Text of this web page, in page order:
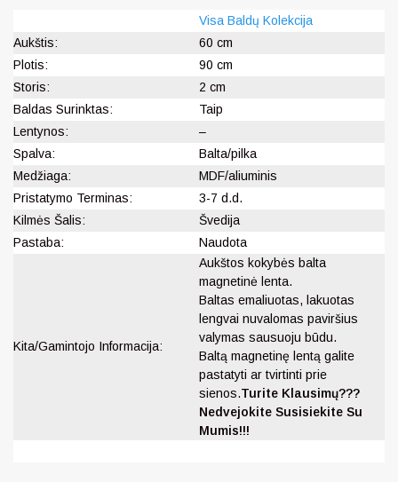
Visa Baldų Kolekcija
Aukštis:
60 cm
Plotis:
90 cm
Storis:
2 cm
Baldas Surinktas:
Taip
Lentynos:
–
Spalva:
Balta/pilka
Medžiaga:
MDF/aliuminis
Pristatymo Terminas:
3-7 d.d.
Kilmės Šalis:
Švedija
Pastaba:
Naudota
Kita/Gamintojo Informacija:
Aukštos kokybės balta
magnetinė lenta.
Baltas emaliuotas, lakuotas
lengvai nuvalomas paviršius
valymas sausuoju būdu.
Baltą magnetinę lentą galite
pastatyti ar tvirtinti prie
sienos.Turite Klausimų???
Nedvejokite Susisiekite Su
Mumis!!!